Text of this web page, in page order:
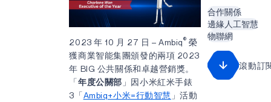
遊戲
耳戴式裝置
合作成功亮點
為什麼選擇 Ambiq
什麼是邊緣 AI？
購買地點
常見問題
2023 年 10 月 27 日 – Ambiq® 榮
獲商業智能集團頒發的兩項 2023
年 BIG 公共關係和卓越營銷獎。
「年度公關部 」因小米紅米手錶
3「Ambiq+小米=行動智慧 」活動
合作關係
邊緣人工智慧
物聯網
滾動訂